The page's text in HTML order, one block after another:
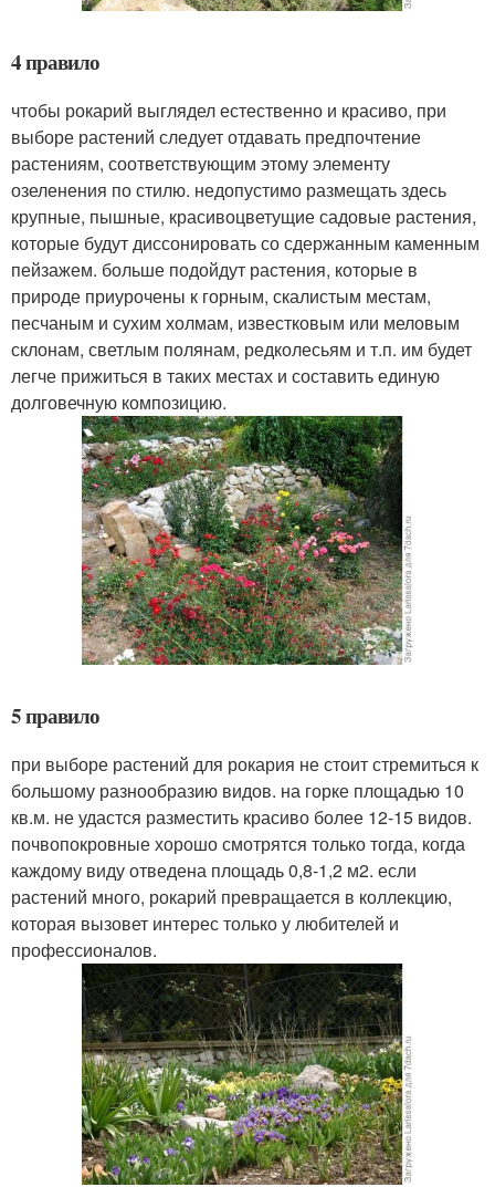
4 правило
чтобы рокарий выглядел естественно и красиво, при
выборе растений следует отдавать предпочтение
растениям, соответствующим этому элементу
озеленения по стилю. недопустимо размещать здесь
крупные, пышные, красивоцветущие садовые растения,
которые будут диссонировать со сдержанным каменным
пейзажем. больше подойдут растения, которые в
природе приурочены к горным, скалистым местам,
песчаным и сухим холмам, известковым или меловым
склонам, светлым полянам, редколесьям и т.п. им будет
легче прижиться в таких местах и составить единую
долговечную композицию.
5 правило
при выборе растений для рокария не стоит стремиться к
большому разнообразию видов. на горке площадью 10
кв.м. не удастся разместить красиво более 12-15 видов.
почвопокровные хорошо смотрятся только тогда, когда
каждому виду отведена площадь 0,8-1,2 м2. если
растений много, рокарий превращается в коллекцию,
которая вызовет интерес только у любителей и
профессионалов.